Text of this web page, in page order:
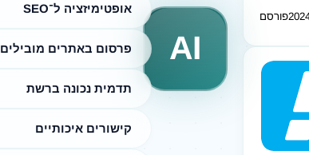
אופטימיזציה ל־SEO
פרסום באתרים מובילים
תדמית נכונה ברשת
קישורים איכותיים
AI
פורסם